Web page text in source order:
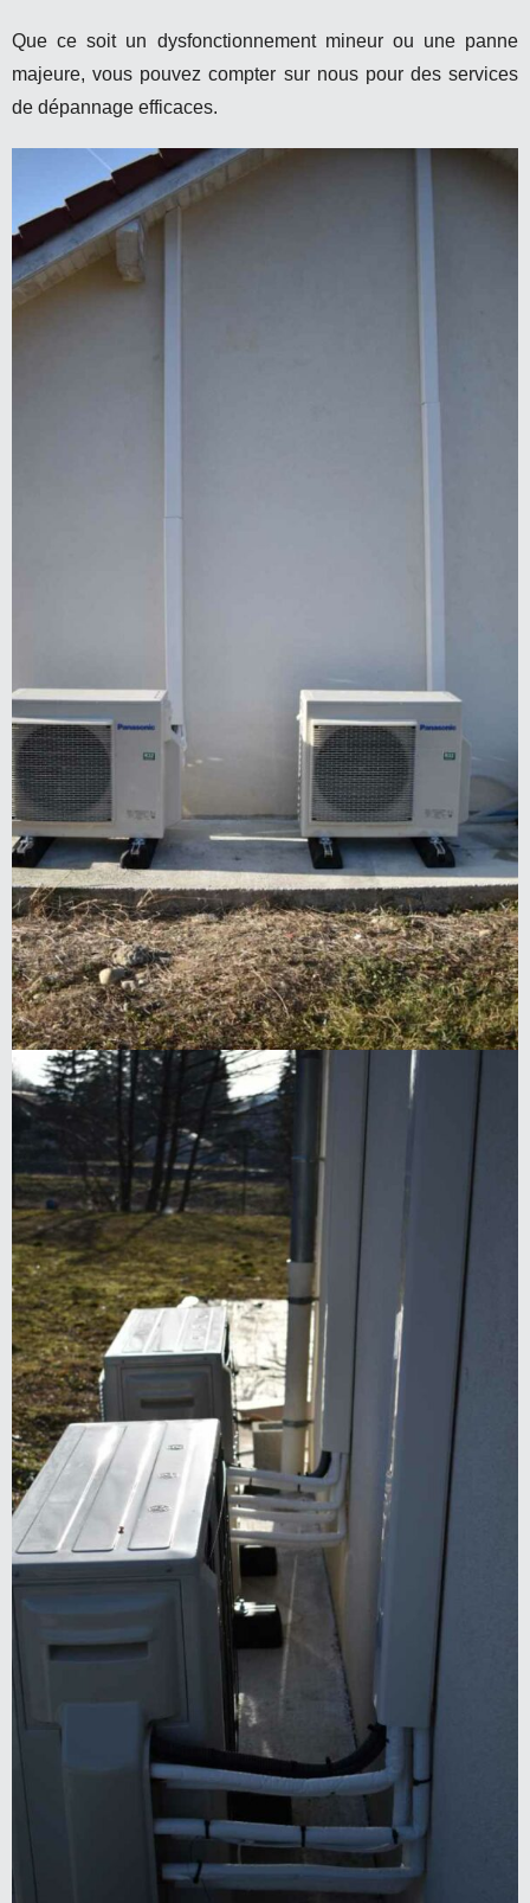
Que ce soit un dysfonctionnement mineur ou une panne
majeure, vous pouvez compter sur nous pour des services
de dépannage efficaces.